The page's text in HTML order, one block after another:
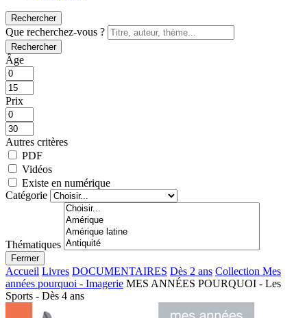
Rechercher
Que recherchez-vous ?
Rechercher
Âge
Prix
Autres critères
PDF
Vidéos
Existe en numérique
Catégorie
Thématiques
Fermer
Accueil Livres DOCUMENTAIRES Dès 2 ans Collection Mes
années pourquoi - Imagerie MES ANNÉES POURQUOI - Les
Sports - Dès 4 ans